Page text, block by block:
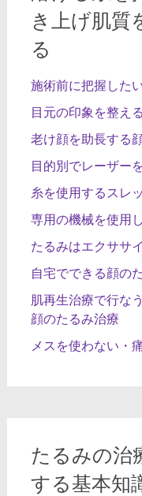
き上げ肌質
る
施術前に把握した
目元の印象を整え
老け顔を助長する
目的別でレーザー
糸を使用するスレ
専用の機械を使用
たるみはエクササ
自宅でできる顔の
肌再生治療で行な
顔のたるみ治療
メスを使わない・
たるみの治
する基本知